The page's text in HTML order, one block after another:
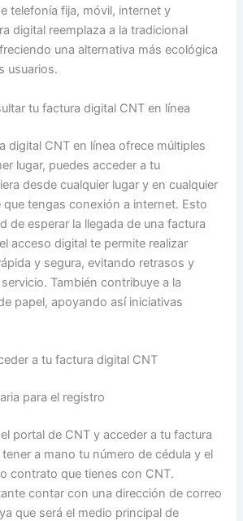
telefonía fija, móvil, internet y
digital reemplaza a la tradicional
una alternativa más ecológica
usuarios.
tu factura digital CNT en línea
digital CNT en línea ofrece múltiples
lugar, puedes acceder a tu
desde cualquier lugar y en cualquier
tengas conexión a internet. Esto
de esperar la llegada de una factura
acceso digital te permite realizar
y segura, evitando retrasos y
También contribuye a la
papel, apoyando así iniciativas
a tu factura digital CNT
para el registro
portal de CNT y acceder a tu factura
a mano tu número de cédula y el
contrato que tienes con CNT.
contar con una dirección de correo
que será el medio principal de